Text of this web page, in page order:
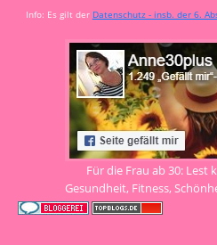
Info: Es gilt der Datenschutz - insb. der 6.
Für die Frau ab 30: Lest
Gesundheit, Fitness,